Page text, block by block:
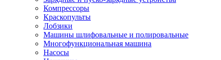
Компрессоры
Краскопульты
Лобзики
Машины шлифовальные и полировальные
Многофункциональная машина
Насосы